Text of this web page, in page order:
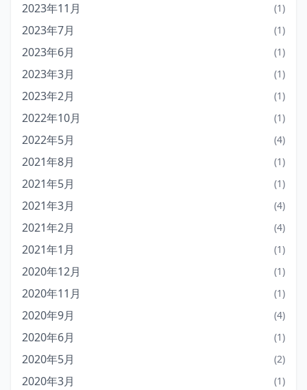
2023年11月 (1)
2023年7月 (1)
2023年6月 (1)
2023年3月 (1)
2023年2月 (1)
2022年10月 (1)
2022年5月 (4)
2021年8月 (1)
2021年5月 (1)
2021年3月 (4)
2021年2月 (4)
2021年1月 (1)
2020年12月 (1)
2020年11月 (1)
2020年9月 (4)
2020年6月 (1)
2020年5月 (2)
2020年3月 (1)